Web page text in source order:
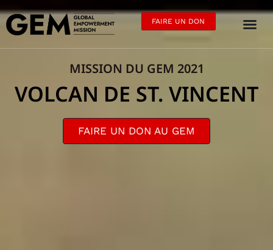
FAIRE UN DON
MISSION DU GEM 2021
VOLCAN DE ST. VINCENT
FAIRE UN DON AU GEM